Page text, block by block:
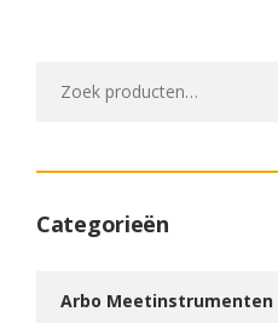
naar:
Categorieën
Arbo Meetinstrumenten